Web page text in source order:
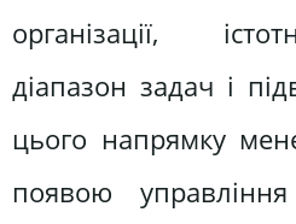
організації,
діапазон задач і
цього напрямку
появою